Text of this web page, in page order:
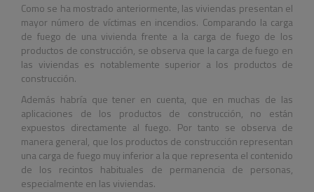
Como se ha mostrado anteriormente, las viviendas presentan el
mayor número de víctimas en incendios. Comparando la carga
de fuego de una vivienda frente a la carga de fuego de los
productos de construcción, se observa que la carga de fuego en
las viviendas es notablemente superior a los productos de
construcción.
Además habría que tener en cuenta, que en muchas de las
aplicaciones de los productos de construcción, no están
expuestos directamente al fuego. Por tanto se observa de
manera general, que los productos de construcción representan
una carga de fuego muy inferior a la que representa el contenido
de los recintos habituales de permanencia de personas,
especialmente en las viviendas.